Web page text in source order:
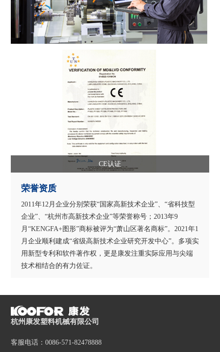
CE认证
荣誉资质
2011年12月企业分别荣获“国家高新技术企业”、“省科技型
企业”、“杭州市高新技术企业”等荣誉称号；2013年9
月“KENGFA+图形”商标被评为“萧山区著名商标”。2021年1
月企业顺利建成“省级高新技术企业研究开发中心”。多项实
用新型专利和软件著作权，更是康发注重实际应用与尖端
技术相结合的有力佐证。
杭州康发塑料机械有限公司
客服电话：0086-571-82478888